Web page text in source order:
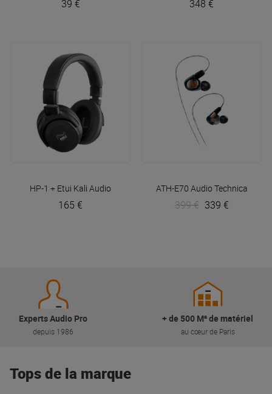
39 € 348 €
HP-1 + Etui Kali Audio
165 €
ATH-E70 Audio Technica
399 € 339 €
Experts Audio Pro
depuis 1986
+ de 500 M² de matériel
au cœur de Paris
Tops de la marque